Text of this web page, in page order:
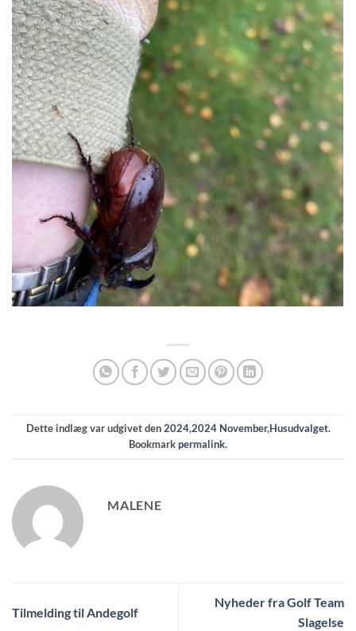
Dette indlæg var udgivet den2024,2024 November,Husudvalget.
Bookmarkpermalink.
MALENE
Tilmelding til Andegolf
Nyheder fra Golf Team
Slagelse